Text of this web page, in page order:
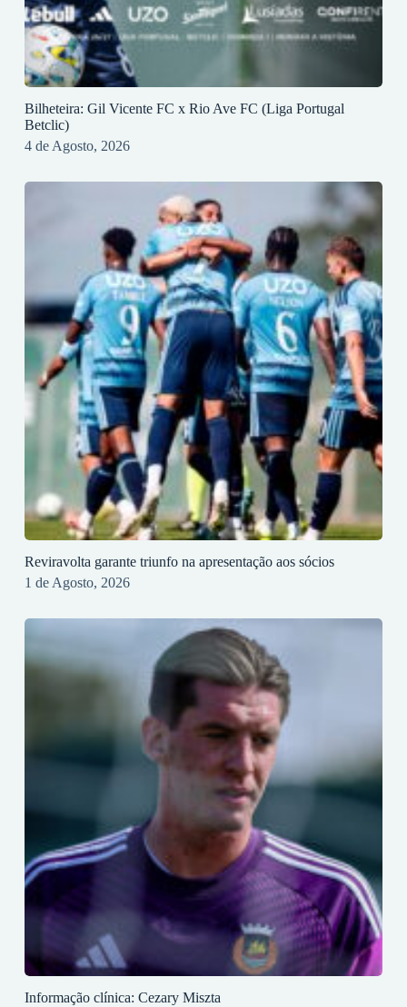
Bilheteira: Gil Vicente FC x Rio Ave FC (Liga Portugal
Betclic)
4 de Agosto, 2026
Reviravolta garante triunfo na apresentação aos sócios
1 de Agosto, 2026
Informação clínica: Cezary Miszta